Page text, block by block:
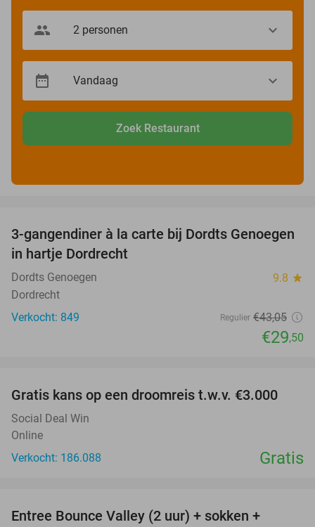
Zoek Restaurant
31%
3-gangendiner à la carte bij Dordts Genoegen
in hartje Dordrecht
Dordts Genoegen 9.8 star
Dordrecht
Verkocht: 849
Regulier €43,05
€29,50
Gratis kans op een droomreis t.w.v. €3.000
Social Deal Win
Online
Verkocht: 186.088
Gratis
Entree Bounce Valley (2 uur) + sokken +